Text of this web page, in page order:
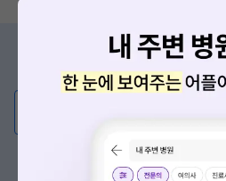
증상/치료, 궁금한
의사가 직접 답
혹은, 의료상담 서비스에 다